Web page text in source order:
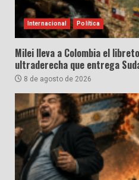
Internacional Política
Milei lleva a Colombia el
ultraderecha que entrega
8 de agosto de 2026